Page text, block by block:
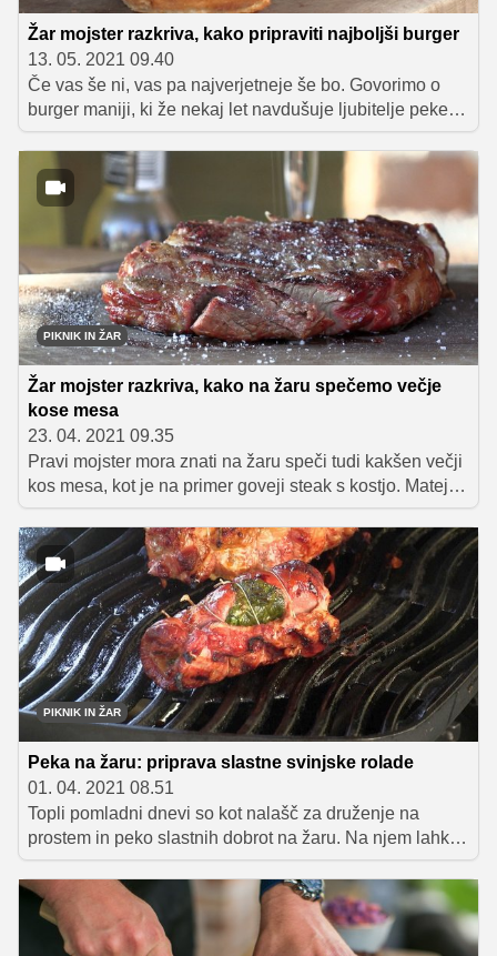
Žar mojster razkriva, kako pripraviti najboljši burger
13. 05. 2021 09.40
Če vas še ni, vas pa najverjetneje še bo. Govorimo o
burger maniji, ki že nekaj let navdušuje ljubitelje peke
na žaru. Za pripravo dobrega burgerja namreč ne
potrebujemo veliko sestavin, zadostujejo že dobra
maslena štručka, sočna polpeta in osnovna omaka,
ostali dodatki pa so poljubni. Tokrat je Matej Stipanič v
oddaji Dom in vrt razkril prav vse skrivnosti priprave
dobrega domačega burgerja, zato resnično ni bojazni,
da ne bi uspel tudi vam.
PIKNIK IN ŽAR
Žar mojster razkriva, kako na žaru spečemo večje
kose mesa
23. 04. 2021 09.35
Pravi mojster mora znati na žaru speči tudi kakšen večji
kos mesa, kot je na primer goveji steak s kostjo. Matej
Stipanič razkriva nekaj nepogrešljivih nasvetov, ki jih
moramo pri peki takšnih kosov mesa upoštevati. Poleg
samega postopka pečenja moramo paziti tudi na to, da
mesa ne prepečemo, pomembno pa je tudi, da ga
primerno začinimo.
PIKNIK IN ŽAR
Peka na žaru: priprava slastne svinjske rolade
01. 04. 2021 08.51
Topli pomladni dnevi so kot nalašč za druženje na
prostem in peko slastnih dobrot na žaru. Na njem lahko
poleg čevapčičev, pleskavic, ražnjičev, klobasic in
piščančjih bedrc spečemo tudi številne druge dobrote.
Predlagamo vam slastno svinjsko rolado s suhimi
paradižniki in špinačo, katere pripravo je v oddaji Dom